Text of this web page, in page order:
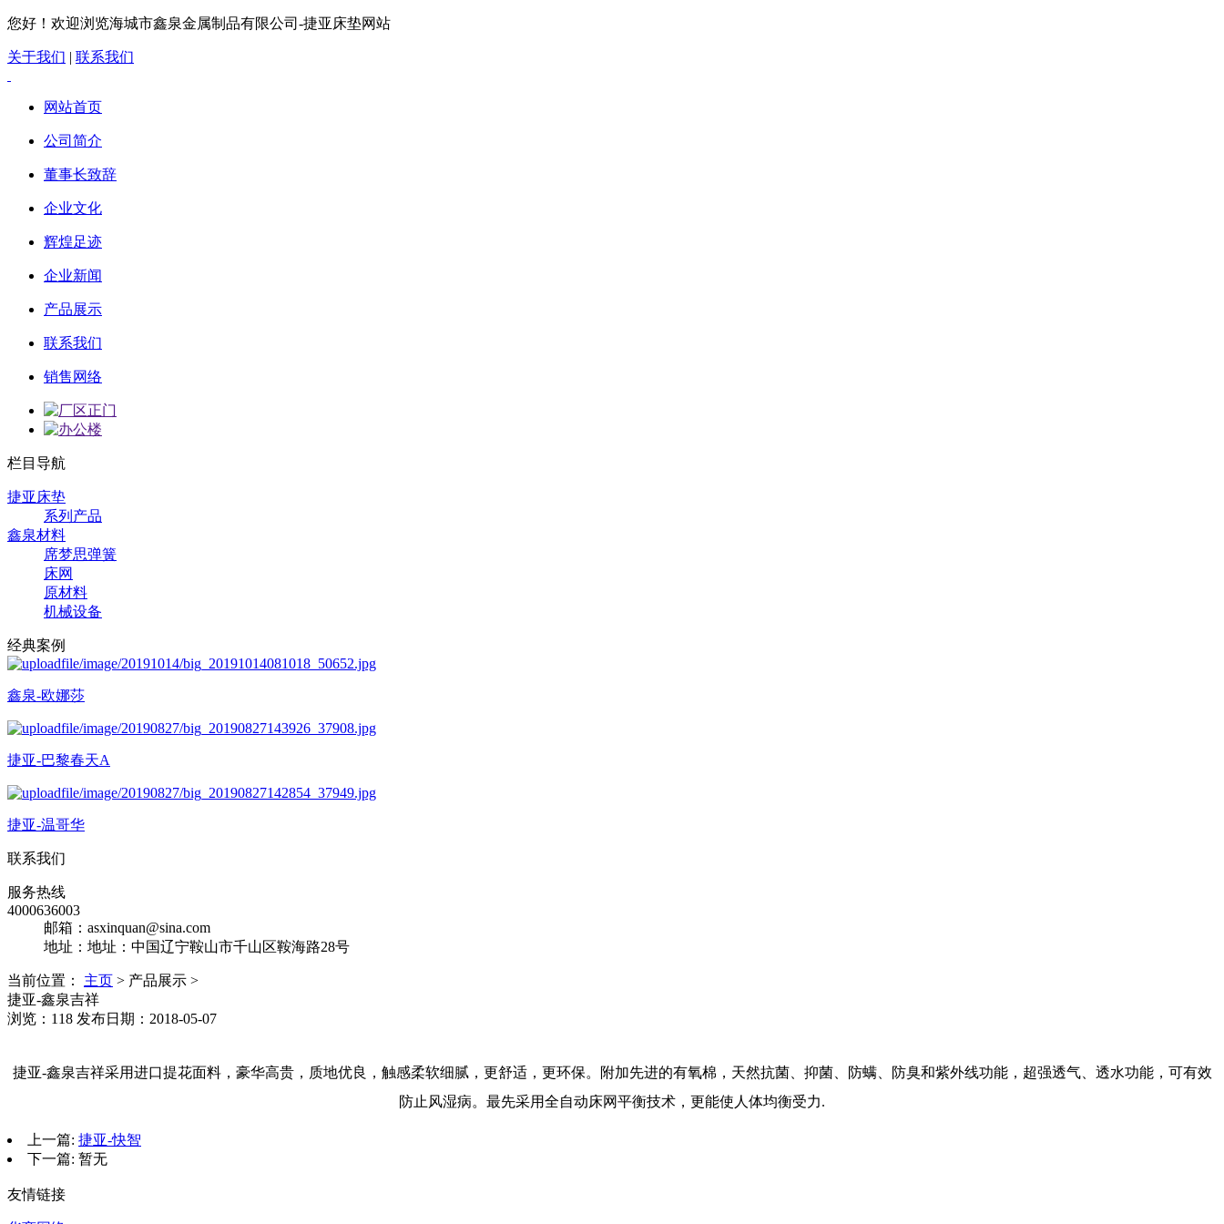
您好！欢迎浏览海城市鑫泉金属制品有限公司-捷亚床垫网站
关于我们 | 联系我们
网站首页
公司简介
董事长致辞
企业文化
辉煌足迹
企业新闻
产品展示
联系我们
销售网络
栏目导航
捷亚床垫
系列产品
鑫泉材料
席梦思弹簧
床网
原材料
机械设备
经典案例
鑫泉-欧娜莎
捷亚-巴黎春天A
捷亚-温哥华
联系我们
服务热线
4000636003
邮箱：asxinquan@sina.com
地址：地址： 中国辽宁鞍山市千山区鞍海路28号
当前位置： 主页 > 产品展示 >
捷亚-鑫泉吉祥
浏览：118 发布日期：2018-05-07
捷亚-鑫泉吉祥采用进口提花面料，豪华高贵，质地优良，触感柔软细腻，更舒适，更环保。附加先进的有氧棉，天然抗菌、抑菌、防螨、防臭和紫外线功能，超强透气、透水功能，可有效
防止风湿病。最先采用全自动床网平衡技术，更能使人体均衡受力.
上一篇: 捷亚-快智
下一篇: 暂无
友情链接